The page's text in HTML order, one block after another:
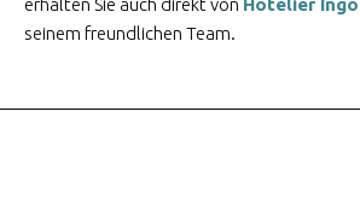
seinem freundlichen Team.